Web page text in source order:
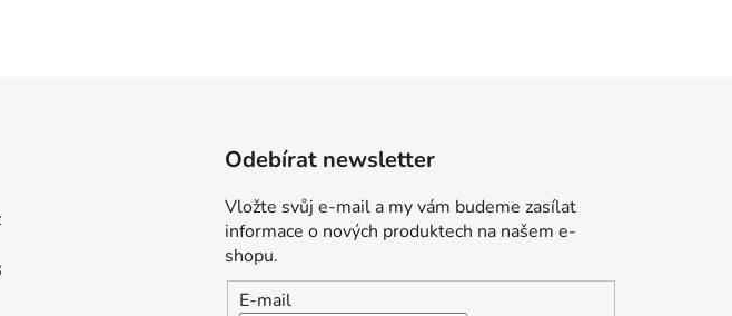
Odebírat newsletter
Vložte svůj e-mail a my vám budeme zasílat
informace o nových produktech na našem e-
shopu.
E-mail